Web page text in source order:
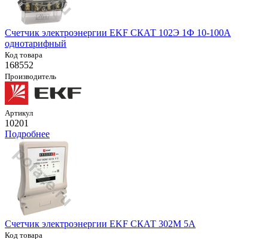
Счетчик электроэнергии EKF СКАТ 102Э 1Ф 10-100А
однотарифный
Код товара
168552
Производитель
Артикул
10201
Подробнее
Счетчик электроэнергии EKF СКАТ 302М 5А
Код товара